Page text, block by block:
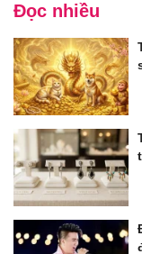
Đọc nhiều